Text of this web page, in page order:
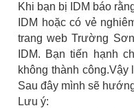
Khi bạn bị IDM báo
IDM hoặc có vẻ
trang web Trường
IDM. Bạn tiến hạnh
không thành
Sau đây mình sẽ
Lưu ý: